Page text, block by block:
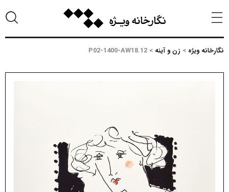
نگارخانه ویژه > زن و آینه >
P02-1400-AW18.12